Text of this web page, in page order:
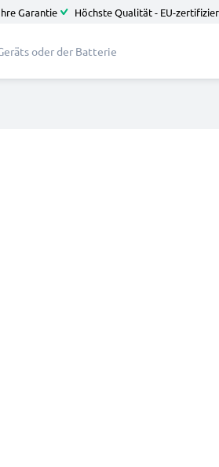
Garantie Höchste Qualität - EU-